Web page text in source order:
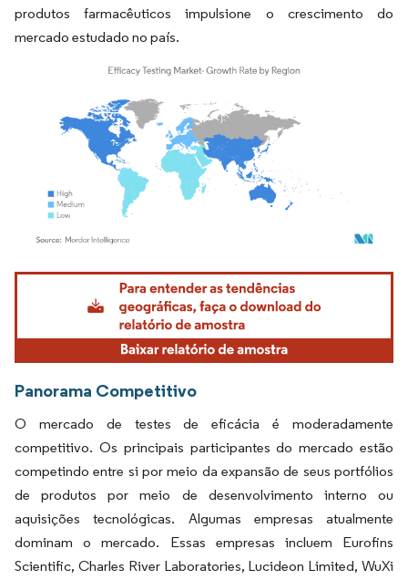
produtos farmacêuticos impulsione o crescimento do
mercado estudado no país.
Imagem © Mordor Intelligence. O reuso requer atribuição conforme CC BY 4.0.
Panorama Competitivo
O mercado de testes de eficácia é moderadamente
competitivo. Os principais participantes do mercado estão
competindo entre si por meio da expansão de seus portfólios
de produtos por meio de desenvolvimento interno ou
aquisições tecnológicas. Algumas empresas atualmente
dominam o mercado. Essas empresas incluem Eurofins
Scientific, Charles River Laboratories, Lucideon Limited, WuXi